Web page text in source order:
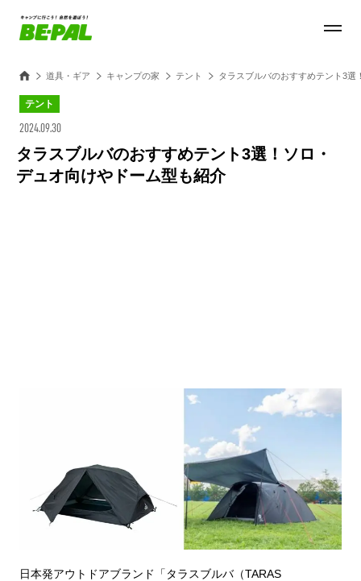
道具・ギア キャンプの家 テント タラスブルバのおすすめテント3
テント
2024.09.30
タラスブルバのおすすめテント3選！ソロ・
デュオ向けやドーム型も紹介
日本発アウトドアブランド「タラスブルバ（TARAS